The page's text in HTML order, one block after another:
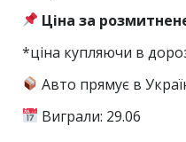
Ціна за
*ціна купляючи в
Авто прямує в
Виграли: 29.06